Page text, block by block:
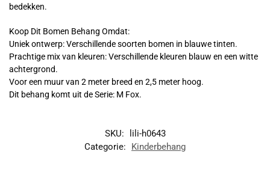
bedekken.
Koop Dit Bomen Behang Omdat:
Uniek ontwerp: Verschillende soorten bomen in blauwe tinten.
Prachtige mix van kleuren: Verschillende kleuren blauw en een witte
achtergrond.
Voor een muur van 2 meter breed en 2,5 meter hoog.
Dit behang komt uit de Serie: M Fox.
SKU:
lili-h0643
Categorie:
Kinderbehang